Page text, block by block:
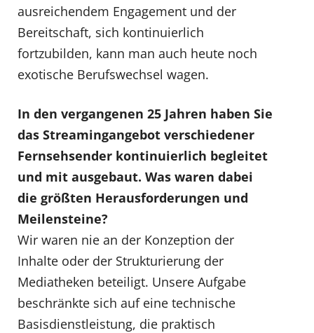
ausreichendem Engagement und der
Bereitschaft, sich kontinuierlich
fortzubilden, kann man auch heute noch
exotische Berufswechsel wagen.
In den vergangenen 25 Jahren haben Sie
das Streamingangebot verschiedener
Fernsehsender kontinuierlich begleitet
und mit ausgebaut. Was waren dabei
die größten Herausforderungen und
Meilensteine?
Wir waren nie an der Konzeption der
Inhalte oder der Strukturierung der
Mediatheken beteiligt. Unsere Aufgabe
beschränkte sich auf eine technische
Basisdienstleistung, die praktisch